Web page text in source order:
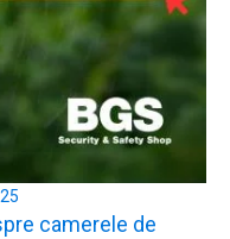
camerele de